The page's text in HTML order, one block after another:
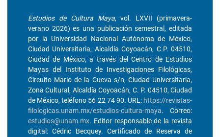
Estudios de Cultura Maya, vol. LXVII (primavera-
verano 2026) es una publicación semestral, editada
por la Universidad Nacional Autónoma de México,
Ciudad Universitaria, Alcaldía Coyoacán, C.P. 04510,
Ciudad de México, a través del Centro de Estudios
Mayas del Instituto de Investigaciones Filológicas,
Circuito Mario de la Cueva s/n, Ciudad Universitaria,
Zona Cultural, Alcaldía Coyoacán, C. P. 04510, Ciudad
de México, teléfono 56 22 74 90. URL: https://revistas-
filologicas.unam.mx/estudios-cultura-maya. Correo:
estudios@unam.mx. Editor responsable de la revista
digital: Cédric Becquey. Certificado de Reserva de